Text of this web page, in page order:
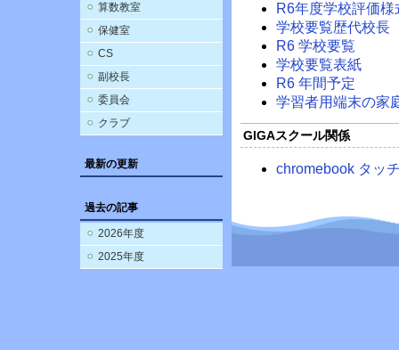
算数教室
保健室
CS
副校長
委員会
クラブ
最新の更新
過去の記事
2026年度
2025年度
R6年度学校評価様
学校要覧歴代校長
R6 学校要覧
学校要覧表紙
R6 年間予定
学習者用端末の家
GIGAスクール関係
chromebook タッ